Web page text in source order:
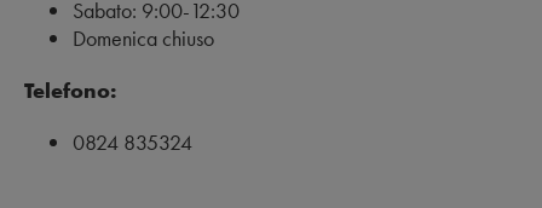
Sabato: 9:00-12:30
Domenica chiuso
Telefono:
0824 835324